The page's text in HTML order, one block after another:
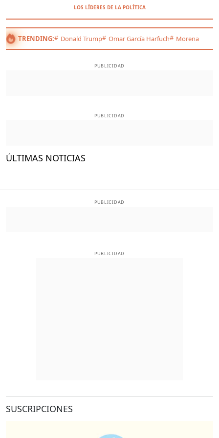
LOS LÍDERES DE LA POLÍTICA
TRENDING: Donald Trump Omar García Harfuch Morena
PUBLICIDAD
PUBLICIDAD
ÚLTIMAS NOTICIAS
PUBLICIDAD
PUBLICIDAD
SUSCRIPCIONES